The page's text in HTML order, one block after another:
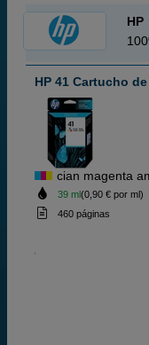
HP
HP 41 Cartucho
cian magenta
39 ml(0,90 € por ml)
460 páginas